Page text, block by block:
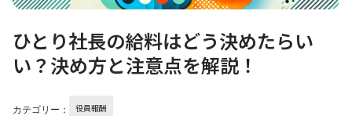
ひとり社長の給料はどう決めたらい
い？決め方と注意点を解説！
カテゴリー： 役員報酬